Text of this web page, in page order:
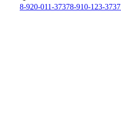
8-920-011-37378-910-123-3737